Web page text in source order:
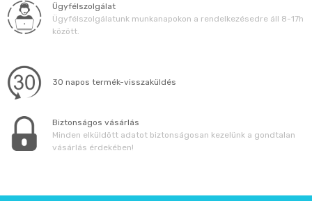
Ügyfélszolgálat
Ügyfélszolgálatunk munkanapokon a rendelkezésedre áll 8-17h
között.
30 napos termék-visszaküldés
Biztonságos vásárlás
Minden elküldött adatot biztonságosan kezelünk a gondtalan
vásárlás érdekében!